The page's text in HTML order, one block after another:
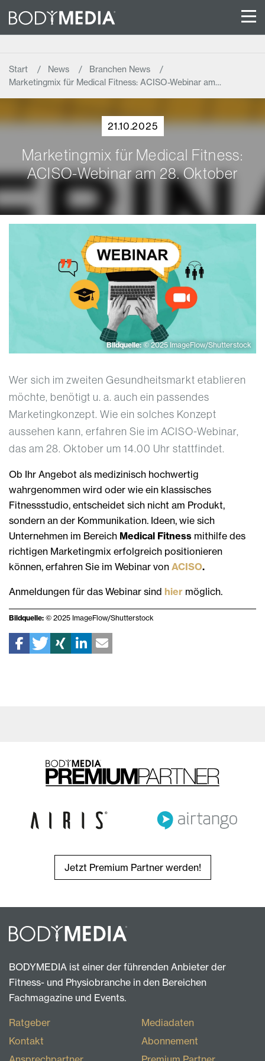
Start News
Branchen News
Marketingmix für Medical Fitness: ACISO-Webinar am…
21.10.2025
Marketingmix für Medical Fitness:
ACISO-Webinar am 28. Oktober
Bildquelle:© 2025 ImageFlow/Shutterstock
Wer sich im zweiten Gesundheitsmarkt etablieren
möchte, benötigt u. a. auch ein passendes
Marketingkonzept. Wie ein solches Konzept
aussehen kann, erfahren Sie im ACISO-Webinar,
das am 28. Oktober um 14.00 Uhr stattfindet.
Ob Ihr Angebot als medizinisch hochwertig
wahrgenommen wird oder wie ein klassisches
Fitnessstudio, entscheidet sich nicht am Produkt,
sondern an der Kommunikation. Ideen, wie sich
Unternehmen im Bereich Medical Fitness mithilfe des
richtigen Marketingmix erfolgreich positionieren
können, erfahren Sie im Webinar von ACISO.
Anmeldungen für das Webinar sind hier möglich.
Bildquelle: © 2025 ImageFlow/Shutterstock
Jetzt Premium Partner werden!
BODYMEDIA ist einer der führenden Anbieter der
Fitness- und Physiobranche in den Bereichen
Fachmagazine und Events.
Ratgeber
Kontakt
Mediadaten
Abonnement